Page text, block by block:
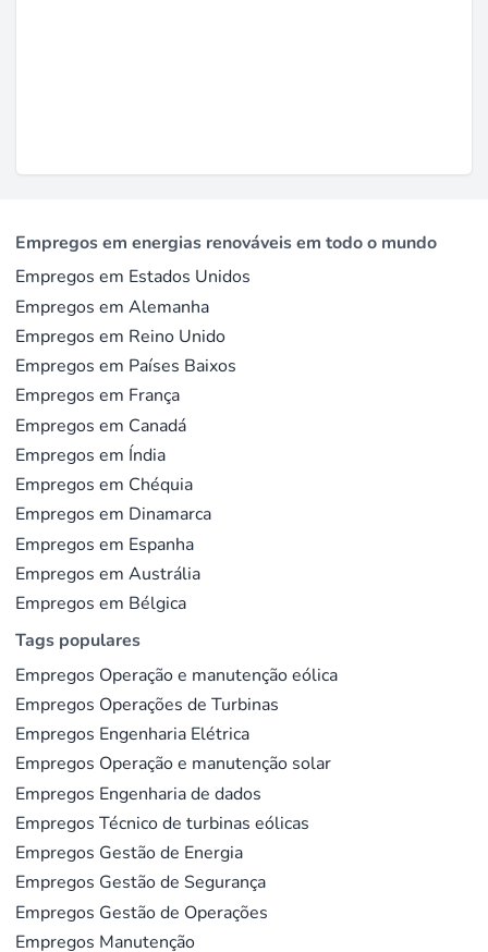
Empregos em energias renováveis em todo o mundo
Empregos em Estados Unidos
Empregos em Alemanha
Empregos em Reino Unido
Empregos em Países Baixos
Empregos em França
Empregos em Canadá
Empregos em Índia
Empregos em Chéquia
Empregos em Dinamarca
Empregos em Espanha
Empregos em Austrália
Empregos em Bélgica
Tags populares
Empregos Operação e manutenção eólica
Empregos Operações de Turbinas
Empregos Engenharia Elétrica
Empregos Operação e manutenção solar
Empregos Engenharia de dados
Empregos Técnico de turbinas eólicas
Empregos Gestão de Energia
Empregos Gestão de Segurança
Empregos Gestão de Operações
Empregos Manutenção